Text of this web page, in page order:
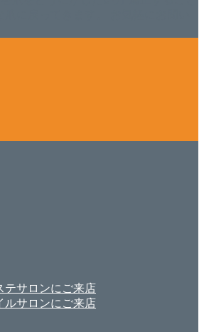
テサロンにご来店
ルサロンにご来店